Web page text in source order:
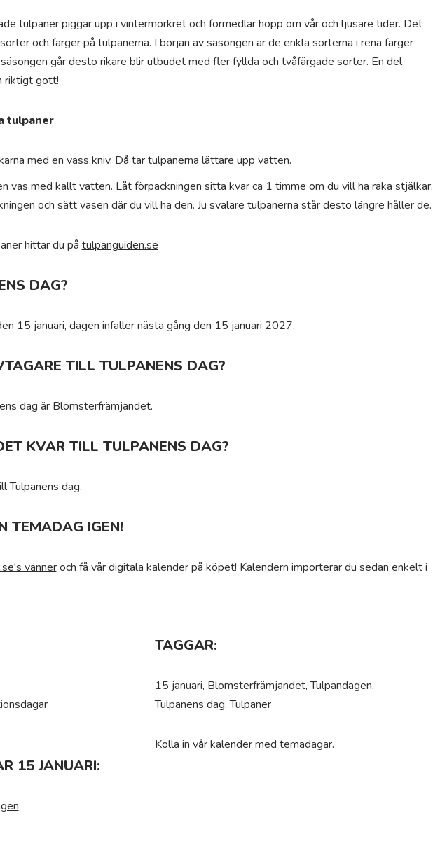
tulpaner piggar upp i vintermörkret och förmedlar hopp om vår och ljusare tider. Det
och färger på tulpanerna. I början av säsongen är de enkla sorterna i rena färger
går desto rikare blir utbudet med fler fyllda och tvåfärgade sorter. En del
riktigt gott!
tulpaner
med en vass kniv. Då tar tulpanerna lättare upp vatten.
vas med kallt vatten. Låt förpackningen sitta kvar ca 1 timme om du vill ha raka stjälkar.
och sätt vasen där du vill ha den. Ju svalare tulpanerna står desto längre håller de.
hittar du på tulpanguiden.se
DAG?
15 januari, dagen infaller nästa gång den 15 januari 2027.
TILL TULPANENS DAG?
dag är Blomsterfrämjandet.
KVAR TILL TULPANENS DAG?
Tulpanens dag.
TEMADAG IGEN!
vänneroch få vår digitala kalender på köpet! Kalendern importerar du sedan enkelt i
TAGGAR:
15 januari, Blomsterfrämjandet, Tulpandagen,
Tulpanens dag, Tulpaner
15 JANUARI:
Kolla in vår kalender med temadagar.